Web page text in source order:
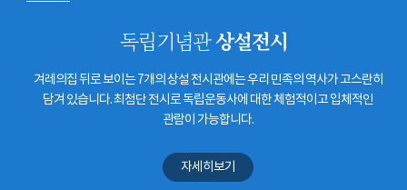
독립기념관상설전시
겨레의집 뒤로 보이는 7개의 상설 전시관에는 우리 민족의 역사가 고스란히
담겨 있습니다. 최첨단 전시로 독립운동사에 대한 체험적이고 입체적인
관람이 가능합니다.
자세히보기